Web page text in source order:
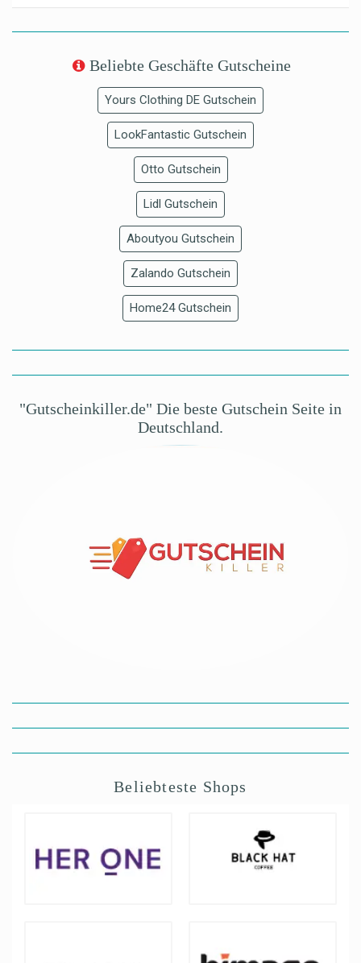
Beliebte Geschäfte Gutscheine
Yours Clothing DE Gutschein
LookFantastic Gutschein
Otto Gutschein
Lidl Gutschein
Aboutyou Gutschein
Zalando Gutschein
Home24 Gutschein
"Gutscheinkiller.de" Die beste Gutschein Seite in
Deutschland.
Beliebteste Shops